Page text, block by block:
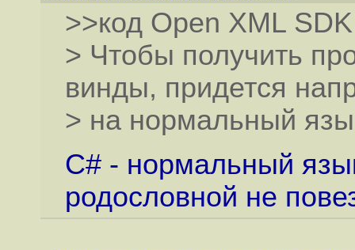
>>код Open XML
> Чтобы получить
винды, придется
> на нормальный
C# - нормальный
родословной не